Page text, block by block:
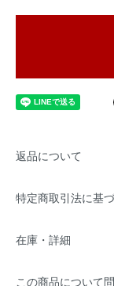
返品について
特定商取引法に基
在庫・詳細
この商品について